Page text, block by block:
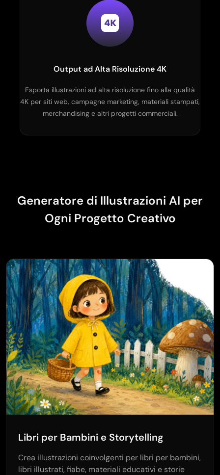
Output ad Alta Risoluzione 4K
Esporta illustrazioni ad alta risoluzione fino alla qualità
4K per siti web, campagne marketing, materiali stampati,
merchandising e altri progetti commerciali.
Generatore di Illustrazioni AI per
Ogni Progetto Creativo
Libri per Bambini e Storytelling
Crea illustrazioni coinvolgenti per libri per bambini,
libri illustrati, fiabe, materiali educativi e storie